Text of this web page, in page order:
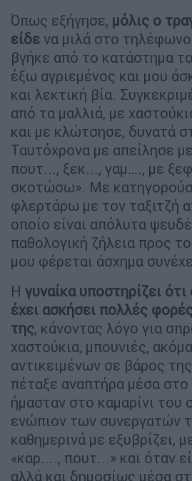
Όπως εξήγησε, μόλις ο
είδε να μιλά στο
βγήκε από το κατάστημα
έξω αγριεμένος και μου
και λεκτική βία.
από τα μαλλιά, με
και με κλώτσησε, δυνατά
Ταυτόχρονα με απείλησε
πουτ..., ξεκ..., γαμ…., με
σκοτώσω». Με
φλερτάρω με τον ταξιτζή
οποίο είναι απόλυτα
παθολογική ζήλεια προς
μου φέρεται άσχημα
Η γυναίκα υποστηρίζει
έχει ασκήσει πολλές
της, κάνοντας λόγο για
χαστούκια, μπουνιές,
αντικειμένων σε βάρος
πέταξε αναπτήρα μέσα
ήμασταν στο καμαρίνι του
ενώπιον των συνεργατών
καθημερινά με εξυβρίζει,
«καρ...., πουτ...» και όταν
αλλά και δημοσίως μέσα